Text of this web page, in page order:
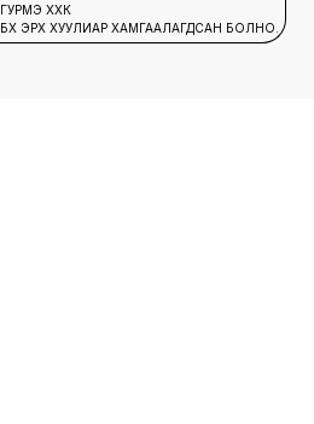
ГУРМЭ ХХК
БҮХ ЭРХ ХУУЛИАР ХАМГААЛАГДСАН БОЛНО.